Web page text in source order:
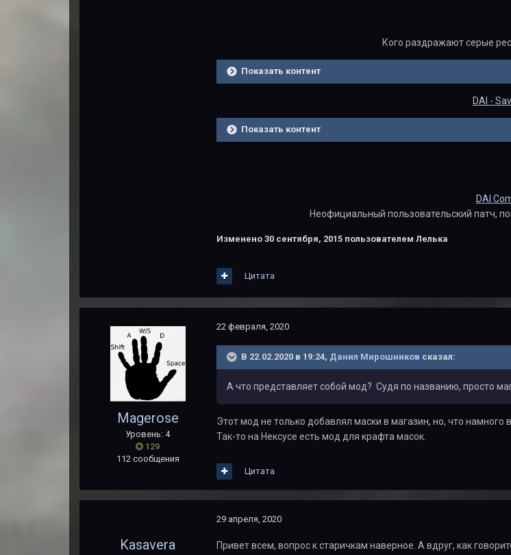
Кого раздражают серые
Показать контент
DAI -
Показать контент
DAI
Неофициальный пользовательский патч,
Изменено 30 сентября, 2015пользователем Лелька
Цитата
Magerose
Уровень: 4
129
112 сообщения
22 февраля, 2020
В 22.02.2020 в 19:24, Данил Мирошников сказал:
А что представляет собой мод? Судя по названию, просто
Этот мод не только добавлял маски в магазин, но, что
Так-то на Нексусе есть мод для крафта масок.
Цитата
Kasavera
29 апреля, 2020
Привет всем, вопрос к старичкам наверное. А вдруг, как